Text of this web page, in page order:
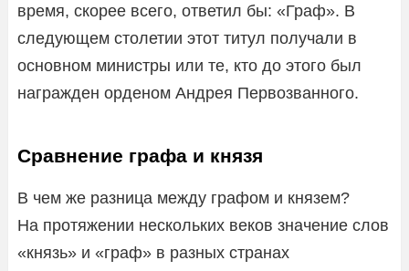
время, скорее всего, ответил бы: «Граф». В
следующем столетии этот титул получали в
основном министры или те, кто до этого был
награжден орденом Андрея Первозванного.
Сравнение графа и князя
В чем же разница между графом и князем?
На протяжении нескольких веков значение слов
«князь» и «граф» в разных странах